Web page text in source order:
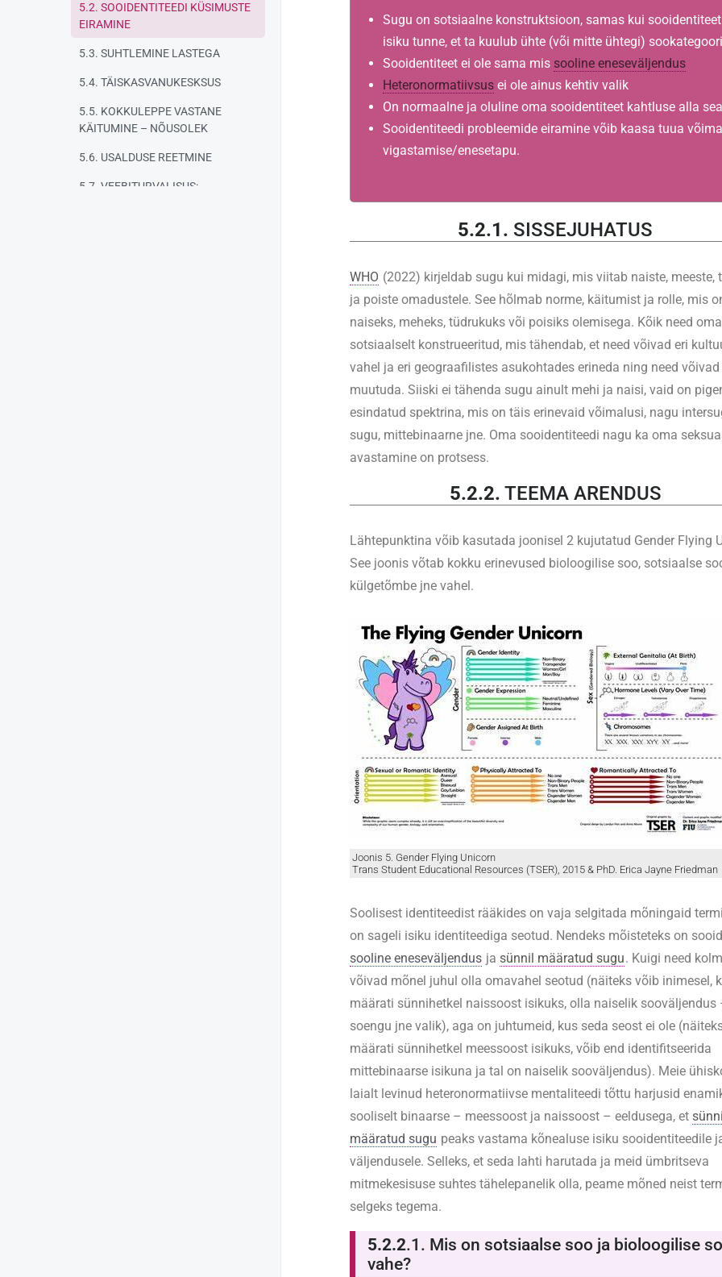
5.2. SOOIDENTITEEDI KÜSIMUSTE
EIRAMINE
5.3. SUHTLEMINE LASTEGA
5.4. TÄISKASVANUKESKSUS
5.5. KOKKULEPPE VASTANE
KÄITUMINE – NÕUSOLEK
5.6. USALDUSE REETMINE
5.7. VEEBITURVALISUS:
Sugu on sotsiaalne konstruktsioon, samas kui
isiku tunne, et ta kuulub ühte (või mitte ühtegi)
Sooidentiteet ei ole sama mis sooline eneseväljendus
Heteronormatiivsus ei ole ainus kehtiv valik
On normaalne ja oluline oma sooidentiteet kahtluse alla
Sooidentiteedi probleemide eiramine võib kaasa tuua
vigastamise/enesetapu.
5.2.1. SISSEJUHATUS
WHO (2022) kirjeldab sugu kui midagi, mis viitab naiste, meeste,
ja poiste omadustele. See hõlmab norme, käitumist ja rolle, mis
naiseks, meheks, tüdrukuks või poisiks olemisega. Kõik need
sotsiaalselt konstrueeritud, mis tähendab, et need võivad eri
vahel ja eri geograafilistes asukohtades erineda ning need
muutuda. Siiski ei tähenda sugu ainult mehi ja naisi, vaid on
esindatud spektrina, mis on täis erinevaid võimalusi, nagu
sugu, mittebinaarne jne. Oma sooidentiteedi nagu ka oma
avastamine on protsess.
5.2.2. TEEMA ARENDUS
Lähtepunktina võib kasutada joonisel 2 kujutatud Gender Flying
See joonis võtab kokku erinevused bioloogilise soo, sotsiaalse
külgetõmbe jne vahel.
Joonis 5. Gender Flying Unicorn
Trans Student Educational Resources (TSER), 2015 & PhD. Erica Jayne Friedman
Soolisest identiteedist rääkides on vaja selgitada mõningaid
on sageli isiku identiteediga seotud. Nendeks mõisteteks on
sooline eneseväljendus jasünnil määratud sugu. Kuigi need
võivad mõnel juhul olla omavahel seotud (näiteks võib inimesel,
määrati sünnihetkel naissoost isikuks, olla naiselik sooväljendus
soengu jne valik), aga on juhtumeid, kus seda seost ei ole
määrati sünnihetkel meessoost isikuks, võib end identifitseerida
mittebinaarse isikuna ja tal on naiselik sooväljendus). Meie
laialt levinud heteronormatiivse mentaliteedi tõttu harjusid
sooliselt binaarse – meessoost ja naissoost – eeldusega, et
määratud sugu peaks vastama kõnealuse isiku sooidentiteedile
väljendusele. Selleks, et seda lahti harutada ja meid ümbritseva
mitmekesisuse suhtes tähelepanelik olla, peame mõned neist
selgeks tegema.
5.2.2.1. Mis on sotsiaalse soo ja bioloogilise
vahe?